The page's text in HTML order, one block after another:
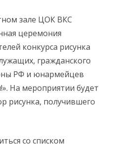
зале ЦОК ВКС
церемония
конкурса рисунка
гражданского
РФ и юнармейцев
На мероприятии будет
рисунка, получившего
со списком